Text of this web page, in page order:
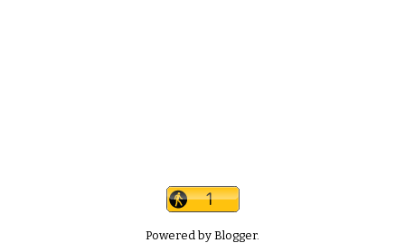
Powered by Blogger.